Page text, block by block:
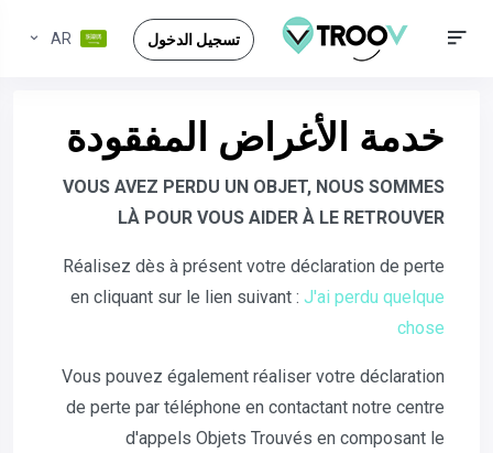
تسجيل الدخول AR
خدمة الأغراض المفقودة
VOUS AVEZ PERDU UN OBJET, NOUS SOMMES
LÀ POUR VOUS AIDER À LE RETROUVER
Réalisez dès à présent votre déclaration de perte
en cliquant sur le lien suivant : J'ai perdu quelque
chose
Vous pouvez également réaliser votre déclaration
de perte par téléphone en contactant notre centre
d'appels Objets Trouvés en composant le